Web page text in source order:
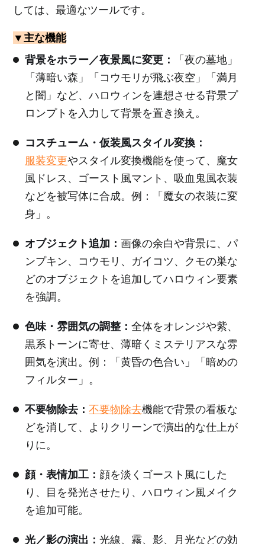
しては、最適なツールです。
▼主な機能
背景をホラー／夜景風に変更：
「夜の墓地」
「薄暗い森」「コウモリが飛ぶ夜空」「満月
と闇」など、ハロウィンを連想させる背景プ
ロンプトを入力して背景を置き換え。
コスチューム・仮装風スタイル変換：
服装変更やスタイル変換機能を使って、魔女
風ドレス、ゴースト風マント、吸血鬼風衣装
などを被写体に合成。例：「魔女の衣装に変
身」。
オブジェクト追加： 画像の余白や背景に、パ
ンプキン、コウモリ、ガイコツ、クモの巣な
どのオブジェクトを追加してハロウィン要素
を強調。
色味・雰囲気の調整：全体をオレンジや紫、
黒系トーンに寄せ、薄暗くミステリアスな雰
囲気を演出。例：「黄昏の色合い」「暗めの
フィルター」。
不要物除去：不要物除去機能で背景の看板な
どを消して、よりクリーンで演出的な仕上が
りに。
顔・表情加工： 顔を淡くゴースト風にした
り、目を発光させたり、ハロウィン風メイク
を追加可能。
光／影の演出：光線、霧、影、月光などの効